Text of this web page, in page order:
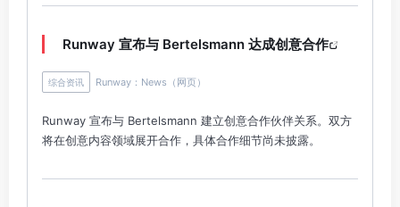
Runway 宣布与 Bertelsmann 达成创意合作
综合资讯 Runway：News（网页）
Runway 宣布与 Bertelsmann 建立创意合作伙伴关系。双方
将在创意内容领域展开合作，具体合作细节尚未披露。